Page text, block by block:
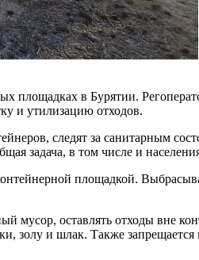
площадках в Бурятии.
и утилизацию отходов.
следят за санитарным
задача, в том числе и
площадкой.
мусор, оставлять отходы вне
золу и шлак. Также